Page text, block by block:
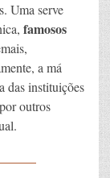
Uma serve
famosos
a má
das instituições
outros